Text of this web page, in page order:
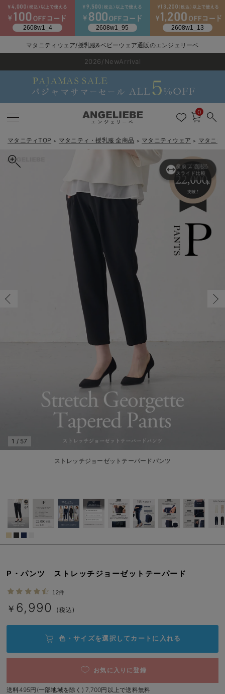
戻る
マタニティ ワンピース
マタニティ アウター（コート）・ママコート
戻る
マタニティ 下着・インナー全て
妊婦帯・腹帯・産前ガードル
マタニティ 授乳 キャミソール
産褥ショーツ
骨盤・マタニティベルト （妊娠中・産後）
戻る
戻る
マタニティ フォーマル全て
マタニティ オフィス 通勤服
マタニティ ドレス（結婚式・お呼ばれ）
マタニティ フォーマル パンツ・ボトムス
戻る
妊婦用 抱き枕・授乳クッション
戻る
マタニティレッグウェア全て
マタニティストッキング・タイツ
戻る
マタニティ ボディケア全て
戻る
【アウトレット】ワンピース
【アウトレット】トップス・授乳トップス
【アウトレット】ボトムス
【アウトレット】パジャマ
【アウトレット】インナー
戻る
冷房対策
快適機能ウェア特集 トップス
快適機能ウェア特集 ボトムス
快適機能ウェア特集 パジャマ
erbaviva（エルバビーバ）
ハレの日に着るANGELIEBEのセレモニー
買って正解！高評価レビューアイテム
Gift Selection 出産祝い
ロンパースはいつからいつまで使う？選ぶポイントも解説！
保育園・入園準備特集
デロンギ
戻る 戻る
送料無料アイテム全て
ワンピース
トップス
パンツ
戻る
ブラキャミ おまとめ
戻る
【37周年祭セール】
【37周年祭セール】
【37周年祭セール】
戻る
気温差別オススメア
【15℃】3月下旬～
【〜10℃】3月中旬
戻る
動きやすく着回しで
涼しくて可愛い「ワ
戻る
強撚スムース(コス
戻る
マタニティウェア
【おまとめ割】パジ
戻る
こだわりの履き心地
カジュアル
デニム
レギンス
戻る
ジャケット派
きれいめトップス派
きれいめスカート派
戻る
出産準備応援割全て
マタニティパジャマ
マタニティインナー
ベビー
戻る
【オフィスカジュア
【オフィスカジュア
戻る
レギンスタイプ
パンツタイプ
戻る
【フォーマル】ワン
【フォーマル】ボト
【フォーマル】トッ
戻る
【ベビー】長袖
【ベビー】半袖
【ベビー】グッズ
戻る
ハンカチ
2WAYオール
コンビ肌着
戻る
快適ウェア10%OFF
戻る
春のマタニティワン
セットアップ・ レイ
Aライン ・フレアワ
Iライン ・タイトシ
戻る
Gift Selection 出産
〜3,000円（税込）
〜5,000円（税込）
〜10,000円（税込）
女の子におススメの
何枚あっても嬉しい
長く使えるアイテム
戻る
冬の冷え対策インナ
薄くてあったか
綿混素材
腹巻・ひざ上パンツ
戻る
入院準備の持ち物チ
入院してすぐ使うグ
赤ちゃんへ使うもの
産後に使うグッズ
戻る
冬のあったか特集全て
【冬のあったか特集
【冬のあったか特集
【冬のあったか特集
マタニティウェア/授乳服&ベビーウェア通販のエンジェリーベ
2026/NewArrival
送料495円(一部地域を除く) 7,700円以上で送料無料
LINE お友達登録で500円OFF click
0
マタニティTOP ＞ マタニティ・授乳服 全商品 ＞ マタニティウェア ＞ マタニテ
産前 ↔産後
タップで見る
スライド比較
ストレッチジョーゼットテーパードパンツ
1 / 57
P・パンツ ストレッチジョーゼットテーパード
12件
￥ 6,990 (税込)
色・サイズを選択して カートに入れる
お気に入りに登録
送料495円(一部地域を除く) 7,700円以上で送料無料
P・パンツ ストレッチジョーゼットテーパード
S/在庫あり
S/在庫あり
￥6,990
カートに入れる
M/在庫あり
M/在庫あり
￥6,990
カートに入れる
L/在庫あり
￥6,990
カートに入れる
ブラック
S/在庫あり
S/在庫あり
M/在庫あり
M/在庫あり
L/在庫なし
S/在庫あり
S/在庫あり
￥6,990